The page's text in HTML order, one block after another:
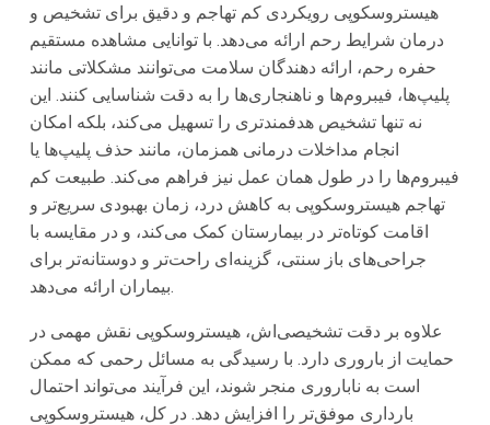
هیستروسکوپی رویکردی کم تهاجم و دقیق برای تشخیص و
درمان شرایط رحم ارائه می‌دهد. با توانایی مشاهده مستقیم
حفره رحم، ارائه دهندگان سلامت می‌توانند مشکلاتی مانند
پلیپ‌ها، فیبروم‌ها و ناهنجاری‌ها را به دقت شناسایی کنند. این
نه تنها تشخیص هدفمند‌تری را تسهیل می‌کند، بلکه امکان
انجام مداخلات درمانی همزمان، مانند حذف پلیپ‌ها یا
فیبروم‌ها را در طول همان عمل نیز فراهم می‌کند. طبیعت کم
تهاجم هیستروسکوپی به کاهش درد، زمان بهبودی سریع‌تر و
اقامت کوتاه‌تر در بیمارستان کمک می‌کند، و در مقایسه با
جراحی‌های باز سنتی، گزینه‌ای راحت‌تر و دوستانه‌تر برای
بیماران ارائه می‌دهد.
علاوه بر دقت تشخیصی‌اش، هیستروسکوپی نقش مهمی در
حمایت از باروری دارد. با رسیدگی به مسائل رحمی که ممکن
است به ناباروری منجر شوند، این فرآیند می‌تواند احتمال
بارداری موفق‌تر را افزایش دهد. در کل، هیستروسکوپی